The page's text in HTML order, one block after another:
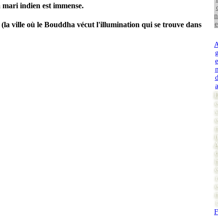
mari indien est immense.
ville où le Bouddha vécut l'illumination qui se trouve dans
e
a
e
e
é
r
e
t
F